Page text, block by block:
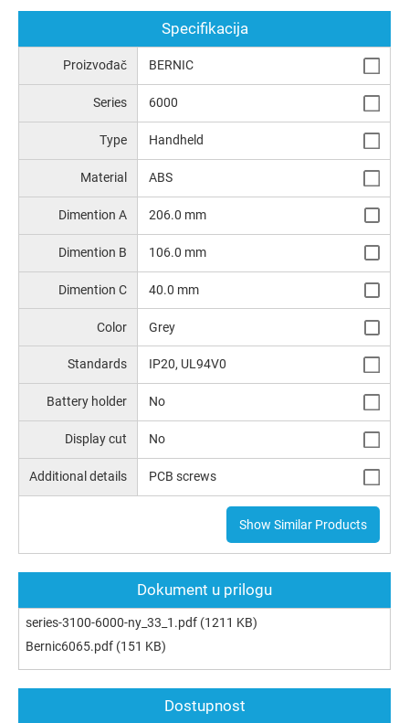
Specifikacija
Proizvođač BERNIC
Series 6000
Type Handheld
Material ABS
Dimention A 206.0 mm
Dimention B 106.0 mm
Dimention C 40.0 mm
Color Grey
Standards IP20, UL94V0
Battery holder No
Display cut No
Additional details PCB screws
Show Similar Products
Dokument u prilogu
series-3100-6000-ny_33_1.pdf (1211 KB)
Bernic6065.pdf (151 KB)
Dostupnost